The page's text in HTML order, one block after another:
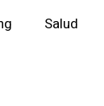
Salud